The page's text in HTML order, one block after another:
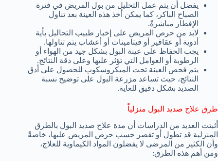
يفضل أن يتم عمل التحليل من بول المريض في فترة
الصباح الباكر، كما يمكن أخذ هذه العينة بعد تناول
الإفطار مباشرةً.
لابد من حرص المريض على إخبار طبيب التحاليل بأية
أدوية أو عقاقير أو فيتامينات أو أعشاب يتم تناولها.
يجب الحفاظ على عينة البول بشكل جيد من الهواء أو
الرطوبة أو العوامل التي تؤثر عليها وعلى دقة النتائج.
يتم فحص العينة تحت الميكروسكوب للحصول على أدق
النتائج، حيث تساعد مزرعة البول على توضيح نسبة
الصديد بشكل دقيق للغاية.
طرق علاج صديد البول منزلياً
أثبتت العديد من الدراسات أن مدة علاج صديد البول بالطرق
المنزلية قد تطول أو تقصر حسب حرص المريض عليها، خاصةً
وأن الكثير من المرضى لا يفضلون المواد الكيماوية للعلاج،
ومن أهم هذه الطرق: